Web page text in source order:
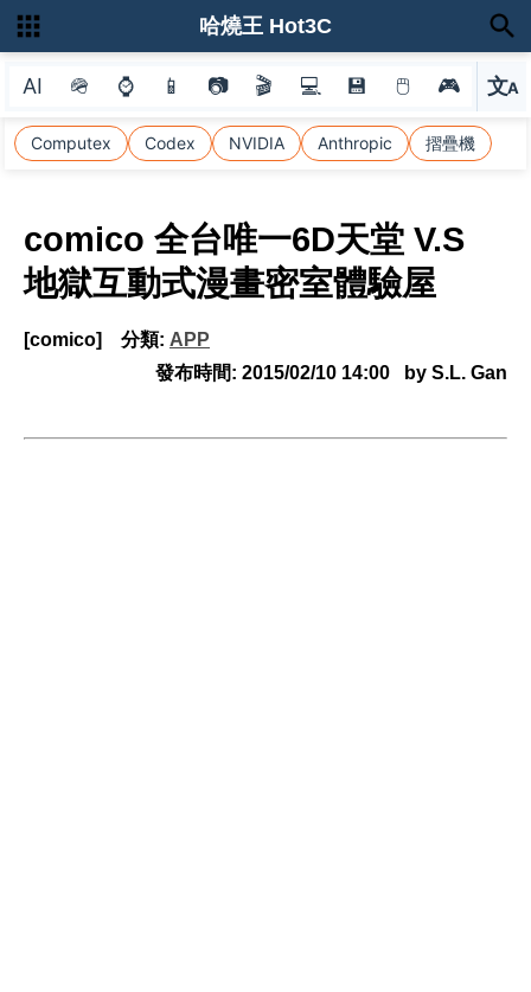
AI 🪖 ⌚ 📱 📷 🎬 💻 💾 🖱 🎮 文A
選
Computex Codex NVIDIA Anthropic 摺疊機
哈燒王 Hot3C
comico 全台唯一6D天堂 V.S
地獄互動式漫畫密室體驗屋
[comico] 分類: APP
發布時間: 2015/02/10 14:00 by S.L. Gan